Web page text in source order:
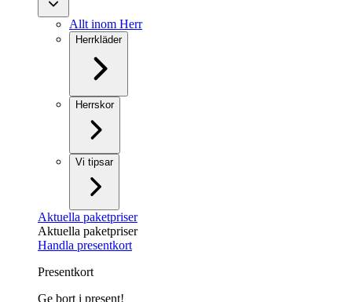
Allt inom Herr
Herrkläder
Herrskor
Vi tipsar
Aktuella paketpriser
Aktuella paketpriser
Handla presentkort
Presentkort
Ge bort i present!